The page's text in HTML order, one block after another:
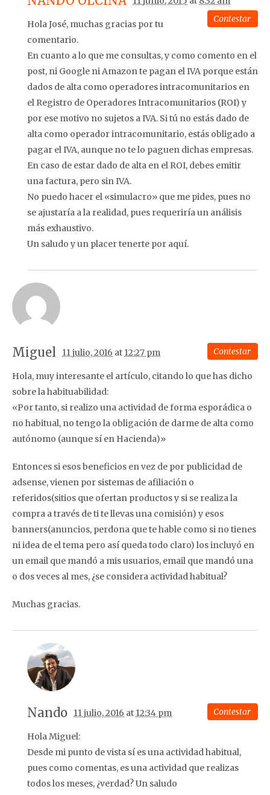
Contestar
Hola José, muchas gracias por tu
comentario.
En cuanto a lo que me consultas, y como comento en el
post, ni Google ni Amazon te pagan el IVA porque están
dados de alta como operadores intracomunitarios en
el Registro de Operadores Intracomunitarios (ROI) y
por ese motivo no sujetos a IVA. Si tú no estás dado de
alta como operador intracomunitario, estás obligado a
pagar el IVA, aunque no te lo paguen dichas empresas.
En caso de estar dado de alta en el ROI, debes emitir
una factura, pero sin IVA.
No puedo hacer el «simulacro» que me pides, pues no
se ajustaría a la realidad, pues requeriría un análisis
más exhaustivo.
Un saludo y un placer tenerte por aquí.
Miguel 11 julio, 2016 at 12:27 pm Contestar
Hola, muy interesante el artículo, citando lo que has dicho
sobre la habituabilidad:
«Por tanto, si realizo una actividad de forma esporádica o
no habitual, no tengo la obligación de darme de alta como
autónomo (aunque sí en Hacienda)»
Entonces si esos beneficios en vez de por publicidad de
adsense, vienen por sistemas de afiliación o
referidos(sitios que ofertan productos y si se realiza la
compra a través de ti te llevas una comisión) y esos
banners(anuncios, perdona que te hable como si no tienes
ni idea de el tema pero así queda todo claro) los incluyó en
un email que mandó a mis usuarios, email que mandó una
o dos veces al mes, ¿se considera actividad habitual?
Muchas gracias.
Nando 11 julio, 2016 at 12:34 pm Contestar
Hola Miguel:
Desde mi punto de vista sí es una actividad habitual,
pues como comentas, es una actividad que realizas
todos los meses, ¿verdad? Un saludo